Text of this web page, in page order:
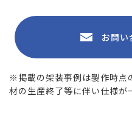
お問い
※掲載の架装事例は製作時点
材の生産終了等に伴い仕様が